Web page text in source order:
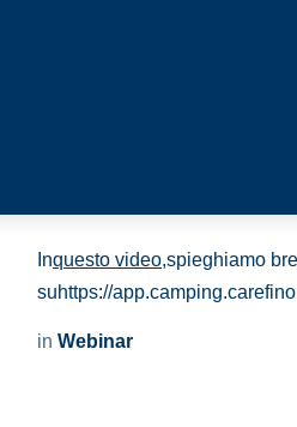
Inquesto video,spieghiamo
suhttps://app.camping.care
in Webinar